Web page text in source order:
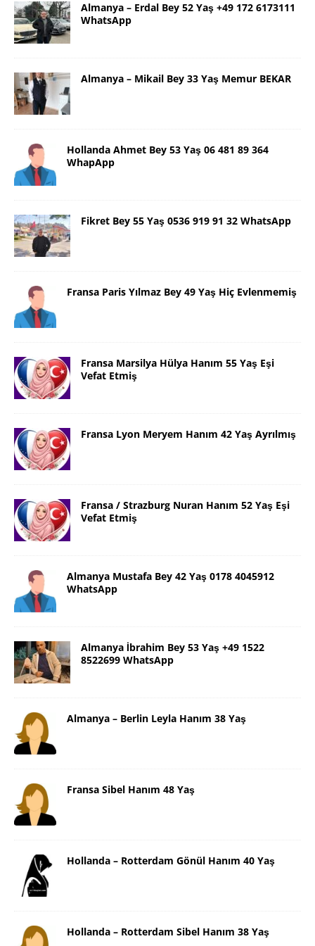
Almanya – Erdal Bey 52 Yaş +49 172 6173111
WhatsApp
Almanya – Mikail Bey 33 Yaş Memur BEKAR
Hollanda Ahmet Bey 53 Yaş 06 481 89 364
WhapApp
Fikret Bey 55 Yaş 0536 919 91 32 WhatsApp
Fransa Paris Yılmaz Bey 49 Yaş Hiç Evlenmemiş
Fransa Marsilya Hülya Hanım 55 Yaş Eşi
Vefat Etmiş
Fransa Lyon Meryem Hanım 42 Yaş Ayrılmış
Fransa / Strazburg Nuran Hanım 52 Yaş Eşi
Vefat Etmiş
Almanya Mustafa Bey 42 Yaş 0178 4045912
WhatsApp
Almanya İbrahim Bey 53 Yaş +49 1522
8522699 WhatsApp
Almanya – Berlin Leyla Hanım 38 Yaş
Fransa Sibel Hanım 48 Yaş
Hollanda – Rotterdam Gönül Hanım 40 Yaş
Hollanda – Rotterdam Sibel Hanım 38 Yaş